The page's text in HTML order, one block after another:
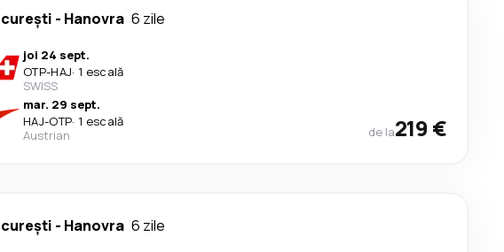
- Hanovra 6 zile
joi 24 sept.
OTP-HAJ· 1 escală
SWISS
mar. 29 sept.
HAJ-OTP· 1 escală
Austrian
de la219 €
- Hanovra 6 zile